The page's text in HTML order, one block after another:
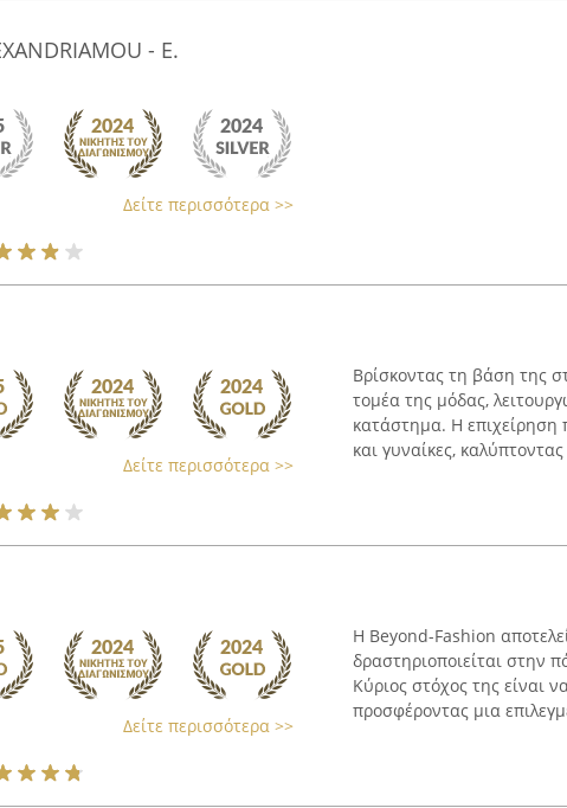
- Ε.
Δείτε περισσότερα >>
Δείτε περισσότερα >>
Βρίσκοντας τη βάση της
τομέα της μόδας,
κατάστημα. Η επιχείρηση
και γυναίκες,
Δείτε περισσότερα >>
Η Beyond-Fashion
δραστηριοποιείται στην
Κύριος στόχος της είναι
προσφέροντας μια